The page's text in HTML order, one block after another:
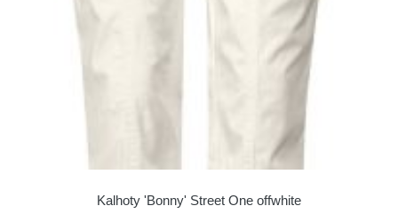
Kalhoty 'Bonny' Street One offwhite